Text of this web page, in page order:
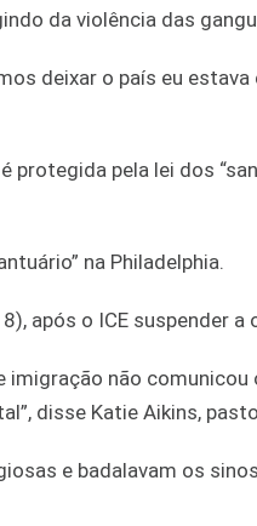
da violência das
deixar o país eu
pela lei dos
na Philadelphia.
após o ICE suspender a
não
disse Katie Aikins,
e badalavam os